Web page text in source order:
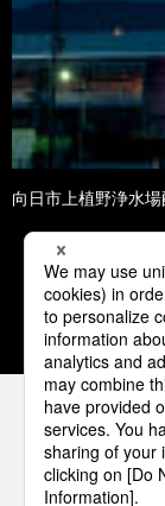
向日市上植野浄水
1
パナソ